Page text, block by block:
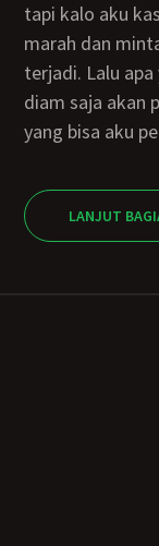
tapi kalo aku
marah dan
terjadi. Lalu apa
diam saja akan
yang bisa aku
LANJUT